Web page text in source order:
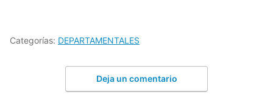
Categorías: DEPARTAMENTALES
Deja un comentario